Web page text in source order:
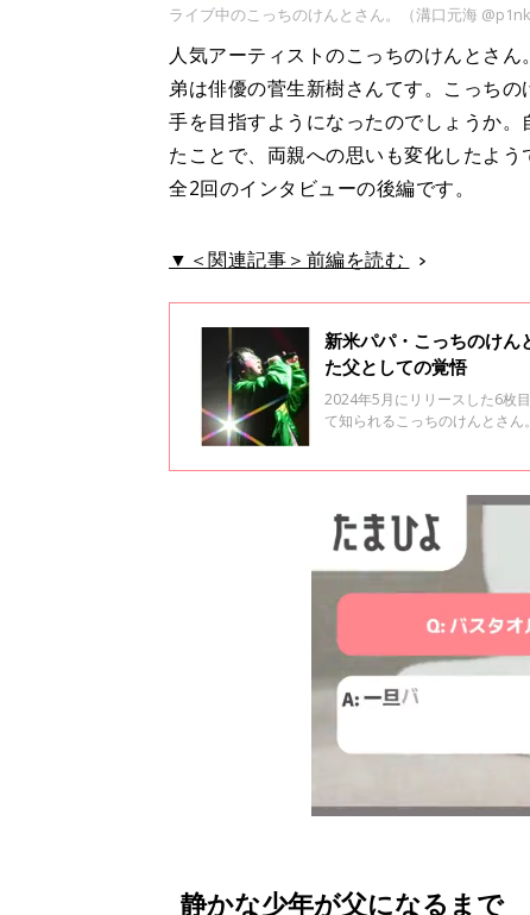
ライブ中のこっちのけんとさん。（溝口元海
人気アーティストのこっちのけんとさ
弟は俳優の菅生新樹さんてす。こっち
手を目指すようになったのでしょうか
たことで、両親への思いも変化したよう
全2回のインタビューの後編です。
▼＜関連記事＞前編を読む
新米パパ・こっちのけん
た父としての覚悟
2024年5月にリリースした6枚
て知られるこっちのけんとさん
静かな少年が父になるまで